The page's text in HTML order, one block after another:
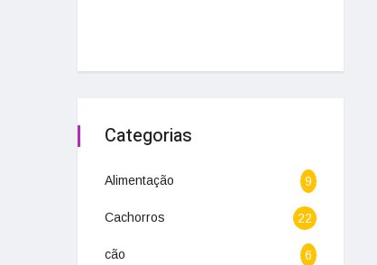
Categorias
Alimentação 9
Cachorros 22
cão 6